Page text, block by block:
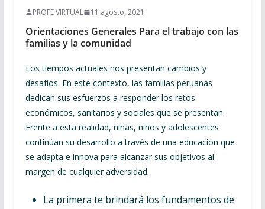
PROFE VIRTUAL 11 agosto, 2021
Orientaciones Generales Para el trabajo con las
familias y la comunidad
Los tiempos actuales nos presentan cambios y
desafíos. En este contexto, las familias peruanas
dedican sus esfuerzos a responder los retos
económicos, sanitarios y sociales que se presentan.
Frente a esta realidad, niñas, niños y adolescentes
continúan su desarrollo a través de una educación que
se adapta e innova para alcanzar sus objetivos al
margen de cualquier adversidad.
La primera te brindará los fundamentos de